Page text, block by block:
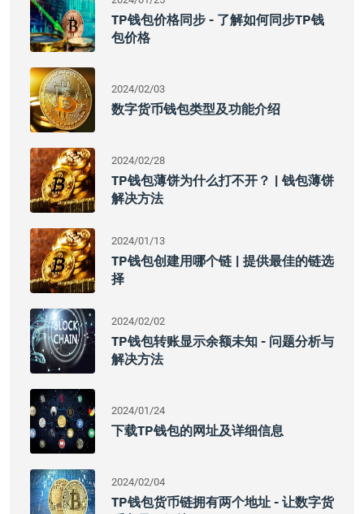
TP钱包价格同步 - 了解如何同步TP钱
包价格
2024/02/03
数字货币钱包类型及功能介绍
2024/02/28
TP钱包薄饼为什么打不开？ | 钱包薄饼
解决方法
2024/01/13
TP钱包创建用哪个链 | 提供最佳的链选
择
2024/02/02
TP钱包转账显示余额未知 - 问题分析与
解决方法
2024/01/24
下载TP钱包的网址及详细信息
2024/02/04
TP钱包货币链拥有两个地址 - 让数字货